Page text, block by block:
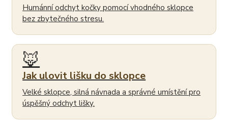
Humánní odchyt kočky pomocí vhodného sklopce
bez zbytečného stresu.
🦊
Jak ulovit lišku do sklopce
Velké sklopce, silná návnada a správné umístění pro
úspěšný odchyt lišky.